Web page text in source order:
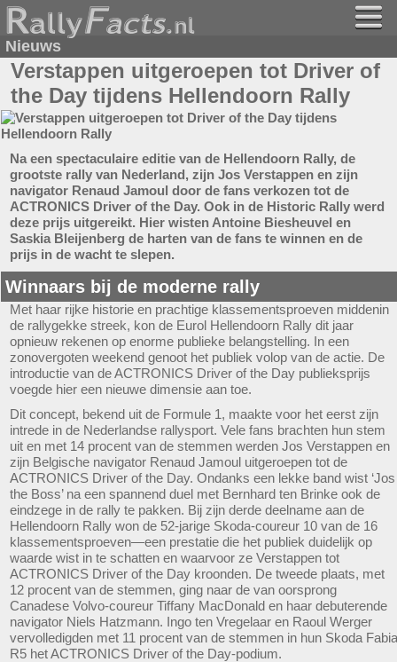
Nieuws
Verstappen uitgeroepen tot Driver of
the Day tijdens Hellendoorn Rally
Na een spectaculaire editie van de Hellendoorn Rally, de
grootste rally van Nederland, zijn Jos Verstappen en zijn
navigator Renaud Jamoul door de fans verkozen tot de
ACTRONICS Driver of the Day. Ook in de Historic Rally werd
deze prijs uitgereikt. Hier wisten Antoine Biesheuvel en
Saskia Bleijenberg de harten van de fans te winnen en de
prijs in de wacht te slepen.
Winnaars bij de moderne rally
Met haar rijke historie en prachtige klassementsproeven middenin
de rallygekke streek, kon de Eurol Hellendoorn Rally dit jaar
opnieuw rekenen op enorme publieke belangstelling. In een
zonovergoten weekend genoot het publiek volop van de actie. De
introductie van de ACTRONICS Driver of the Day publieksprijs
voegde hier een nieuwe dimensie aan toe.
Dit concept, bekend uit de Formule 1, maakte voor het eerst zijn
intrede in de Nederlandse rallysport. Vele fans brachten hun stem
uit en met 14 procent van de stemmen werden Jos Verstappen en
zijn Belgische navigator Renaud Jamoul uitgeroepen tot de
ACTRONICS Driver of the Day. Ondanks een lekke band wist ‘Jos
the Boss’ na een spannend duel met Bernhard ten Brinke ook de
eindzege in de rally te pakken. Bij zijn derde deelname aan de
Hellendoorn Rally won de 52-jarige Skoda-coureur 10 van de 16
klassementsproeven—een prestatie die het publiek duidelijk op
waarde wist in te schatten en waarvoor ze Verstappen tot
ACTRONICS Driver of the Day kroonden. De tweede plaats, met
12 procent van de stemmen, ging naar de van oorsprong
Canadese Volvo-coureur Tiffany MacDonald en haar debuterende
navigator Niels Hatzmann. Ingo ten Vregelaar en Raoul Werger
vervolledigden met 11 procent van de stemmen in hun Skoda Fabia
R5 het ACTRONICS Driver of the Day-podium.